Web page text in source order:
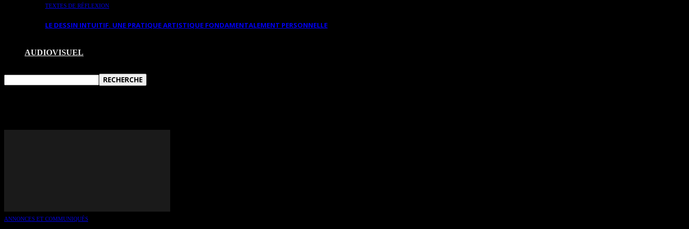
TEXTES DE RÉFLEXION
LE DESSIN INTUITIF. UNE PRATIQUE ARTISTIQUE FONDAMENTALEMENT PERSONNELLE
AUDIOVISUEL
ANNONCES ET COMMUNIQUÉS